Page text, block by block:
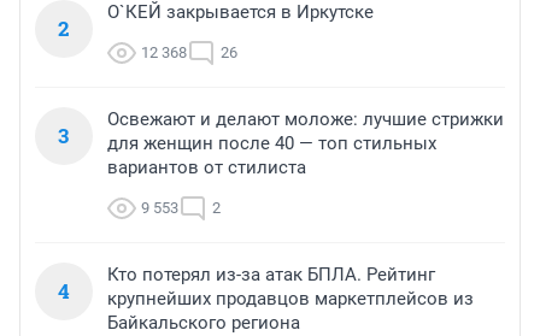
2
О`КЕЙ закрывается в Иркутске
12 368 26
3
Освежают и делают моложе: лучшие стрижки
для женщин после 40 — топ стильных
вариантов от стилиста
9 553 2
4
Кто потерял из-за атак БПЛА. Рейтинг
крупнейших продавцов маркетплейсов из
Байкальского региона